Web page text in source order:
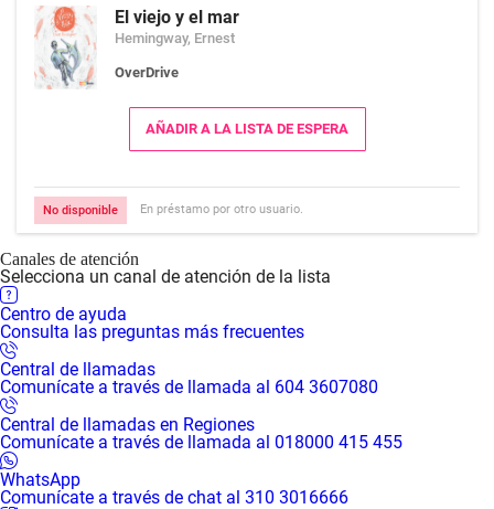
El viejo y el mar
Hemingway, Ernest
OverDrive
AÑADIR A LA LISTA DE ESPERA
No disponible En préstamo por otro usuario.
Canales de atención
Selecciona un canal de atención de la lista
Centro de ayuda
Consulta las preguntas más frecuentes
Central de llamadas
Comunícate a través de llamada al 604 3607080
Central de llamadas en Regiones
Comunícate a través de llamada al 018000 415 455
WhatsApp
Comunícate a través de chat al 310 3016666